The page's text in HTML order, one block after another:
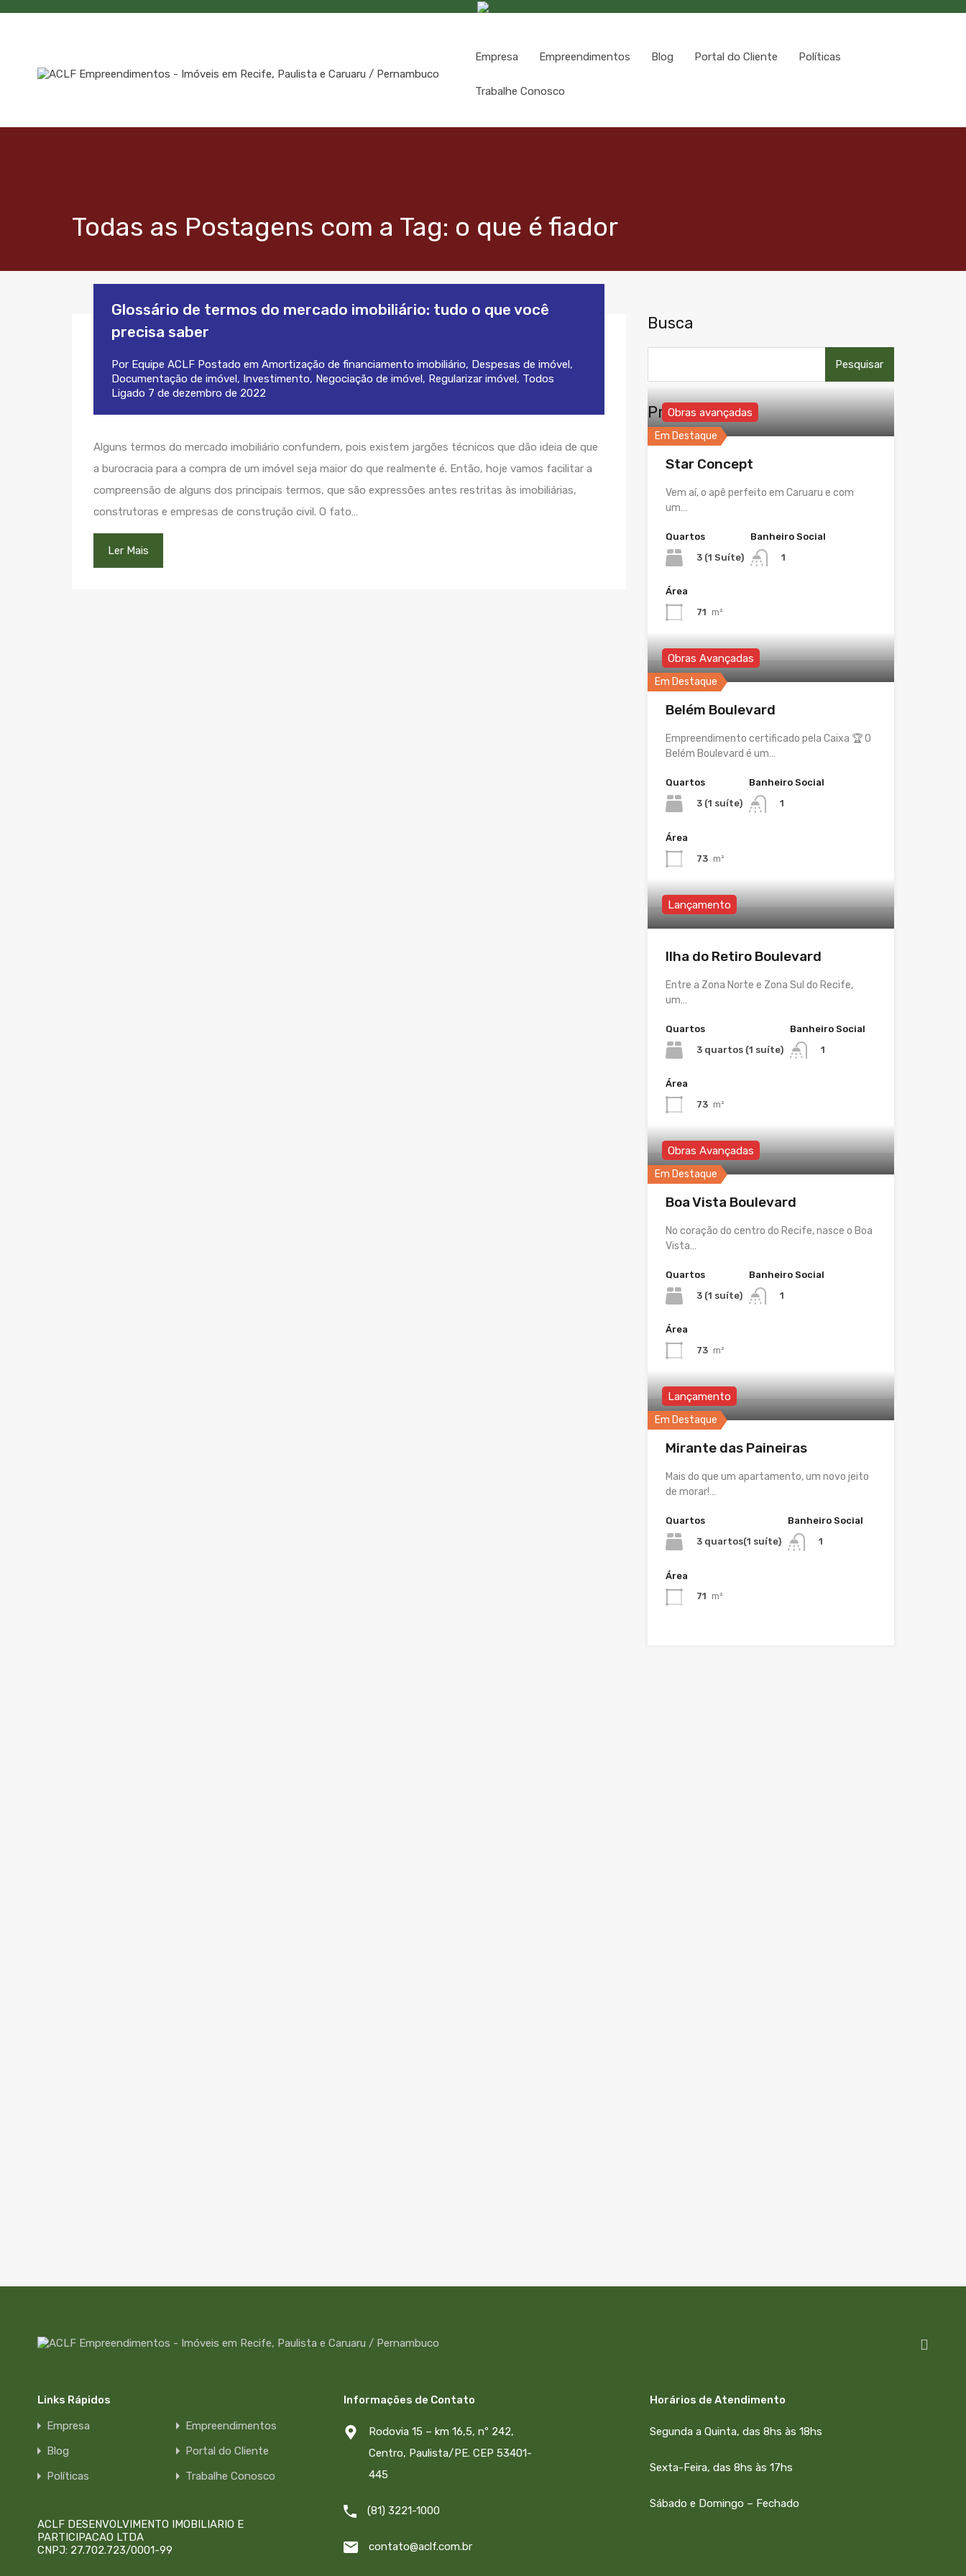
Empresa Empreendimentos Blog Portal do Cliente Políticas
Trabalhe Conosco
Todas as Postagens com a Tag: o que é fiador
Glossário de termos do mercado imobiliário: tudo o que você
precisa saber
Por Equipe ACLF Postado em Amortização de financiamento imobiliário, Despesas de imóvel,
Documentação de imóvel, Investimento, Negociação de imóvel, Regularizar imóvel, Todos
Ligado 7 de dezembro de 2022
Alguns termos do mercado imobiliário confundem, pois existem jargões técnicos que dão ideia de que
a burocracia para a compra de um imóvel seja maior do que realmente é. Então, hoje vamos facilitar a
compreensão de alguns dos principais termos, que são expressões antes restritas às imobiliárias,
construtoras e empresas de construção civil. O fato…
Ler Mais
Busca
por:
Propriedades
Em Destaque
Obras avançadas
Star Concept
Vem aí, o apê perfeito em Caruaru e com
um…
Quartos
3 (1 Suíte)
Banheiro Social
1
Área
71 m²
Em Destaque
Obras Avançadas
Belém Boulevard
Empreendimento certificado pela Caixa 🏆 O
Belém Boulevard é um…
Quartos
3 (1 suíte)
Banheiro Social
1
Área
73 m²
Lançamento
Ilha do Retiro Boulevard
Entre a Zona Norte e Zona Sul do Recife,
um…
Quartos
3 quartos (1 suíte)
Banheiro Social
1
Área
73 m²
Em Destaque
Obras Avançadas
Boa Vista Boulevard
No coração do centro do Recife, nasce o Boa
Vista…
Quartos
3 (1 suíte)
Banheiro Social
1
Área
73 m²
Em Destaque
Lançamento
Mirante das Paineiras
Mais do que um apartamento, um novo jeito
de morar!…
Quartos
3 quartos(1 suíte)
Banheiro Social
1
Área
71 m²
Links Rápidos
Empresa
Empreendimentos
Blog
Portal do Cliente
Políticas
Trabalhe Conosco
ACLF DESENVOLVIMENTO IMOBILIARIO E
PARTICIPACAO LTDA
CNPJ: 27.702.723/0001-99
Informações de Contato
Rodovia 15 – km 16,5, nº 242,
Centro, Paulista/PE. CEP 53401-
445
(81) 3221-1000
contato@aclf.com.br
Horários de Atendimento
Segunda a Quinta, das 8hs às 18hs
Sexta-Feira, das 8hs às 17hs
Sábado e Domingo – Fechado